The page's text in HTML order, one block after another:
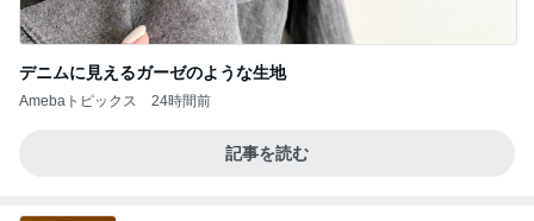
デニムに見えるガーゼのような生地
Amebaトピックス 24時間前
記事を読む